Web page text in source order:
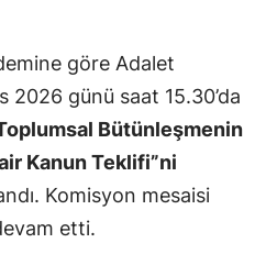
göre Adalet
2026 günü saat 15.30’da
Bütünleşmenin
Kanun Teklifi”ni
Komisyon mesaisi
etti.